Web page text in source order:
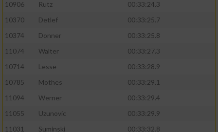
10906
Rutz
00:33:24.3
10370
Detlef
00:33:25.7
10374
Donner
00:33:25.8
11074
Walter
00:33:27.3
10714
Lesse
00:33:28.9
10785
Mothes
00:33:29.1
11094
Werner
00:33:29.4
11055
Uzunovic
00:33:29.9
11031
Suminski
00:33:32.8